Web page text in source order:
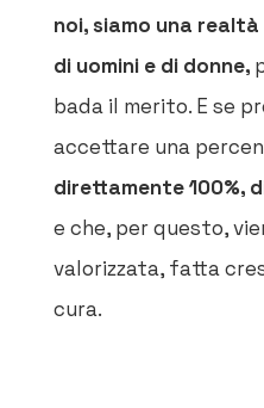
noi, siamo una realtà
di uomini e di donne,
bada il merito. E se
accettare una
direttamente 100%,
e che, per questo,
valorizzata, fatta
cura.